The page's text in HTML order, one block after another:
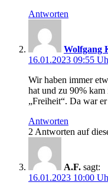
Antworten
Wolfgang
16.01.2023 09:55
Wir haben immer
hat und zu 90%
„Freiheit“. Da war
Antworten
2 Antworten auf
A.F. sagt:
16.01.2023 10:00